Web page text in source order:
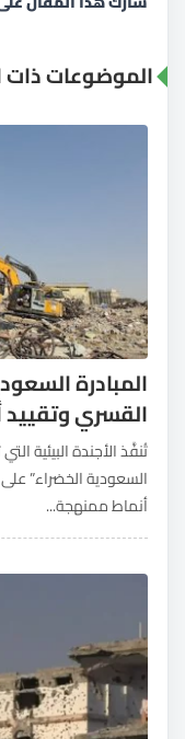
الموضوعات ذات
المبادرة
القسري
تُنفَّذ الأجندة البيئية
السعودية الخضراء”
أنماط ممنهجة...